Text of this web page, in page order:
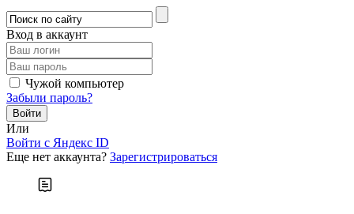
Вход в аккаунт
Чужой компьютер
Забыли пароль?
Или
Войти c Яндекс ID
Еще нет аккаунта? Зарегистрироваться